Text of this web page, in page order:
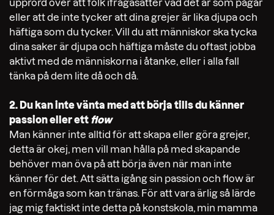
upprörd över att folk ifrågasätter vad det är som pågår
eller att de inte tycker att dina grejer är lika djupa och
häftiga som du tycker. Vill du att människor ska tycka
dina saker är djupa och häftiga måste du oftast jobba
aktivt med de människorna i åtanke, eller i alla fall
tänka på dem lite då och då.
2. Du kan inte vänta med att börja tills du känner
passion eller ett flow
Man känner inte alltid för att skapa eller göra grejer,
detta är okej, men vill man hålla på med skapande
behöver man öva på att börja även när man inte
känner för det. Att sätta igång sin passion och flow är
en förmåga som kan tränas. För att vara ärlig så lärde
jag mig faktiskt inte detta på konstskola, min mamma